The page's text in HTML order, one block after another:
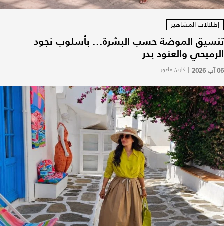
إطلالات المشاهير
تنسيق الموضة حسب البشرة... بأسلوب نجود
الرميحي والعنود بدر
06 آب 2026 | كارين فاعور